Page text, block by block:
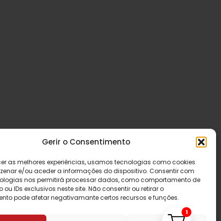
Gerir o Consentimento
as melhores experiências, usamos tecnologias como cookies
e/ou aceder a informações do dispositivo. Consentir com
nos permitirá processar dados, como comportamento de
IDs exclusivos neste site. Não consentir ou retirar o
pode afetar negativamante certos recursos e funções.
1